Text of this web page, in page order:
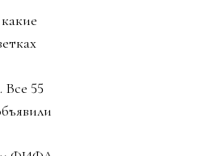
Все 55